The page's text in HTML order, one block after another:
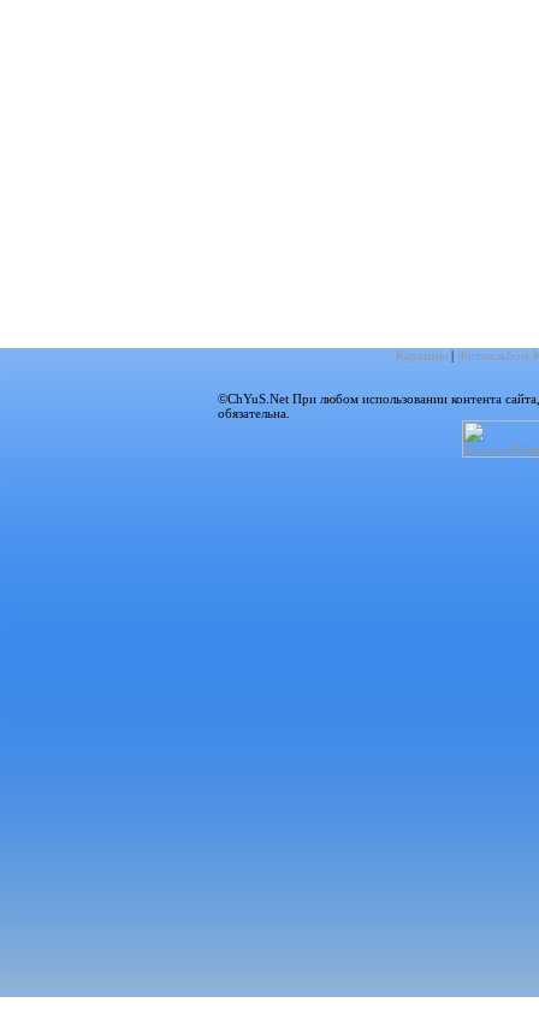
Караимы | Фотоальбом
©ChYuS.Net При любом использовании контента
обязательна.